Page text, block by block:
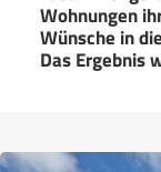
Wohnungen
Wünsche in
Das Ergebnis